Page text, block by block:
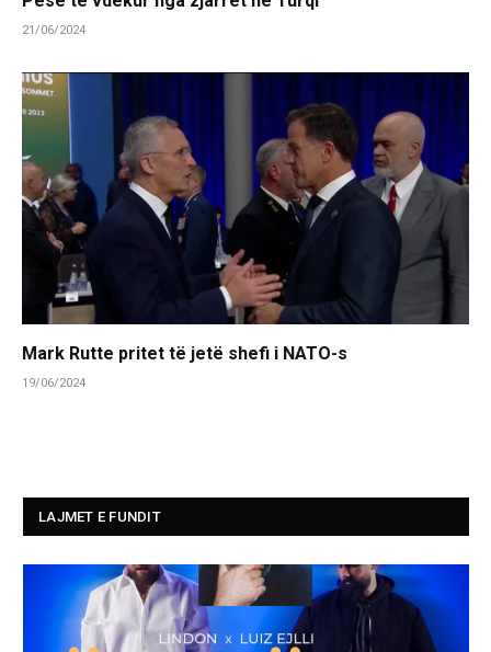
21/06/2024
Mark Rutte pritet të jetë shefi i NATO-s
19/06/2024
LAJMET E FUNDIT